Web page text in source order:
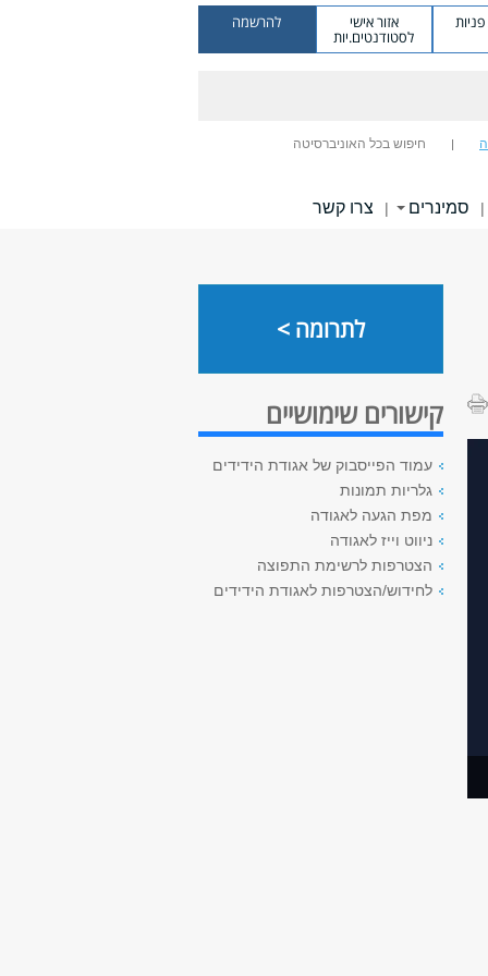
אזור אישי
לסטודנטים.יות
להרשמה
חיפוש בכל האוניברסיטה
| סמינרים | צרו קשר
לתרומה >
קישורים שימושיים
עמוד הפייסבוק של אגודת הידידים
גלריות תמונות
מפת הגעה לאגודה
ניווט וייז לאגודה
הצטרפות לרשימת התפוצה
לחידוש/הצטרפות לאגודת הידידים